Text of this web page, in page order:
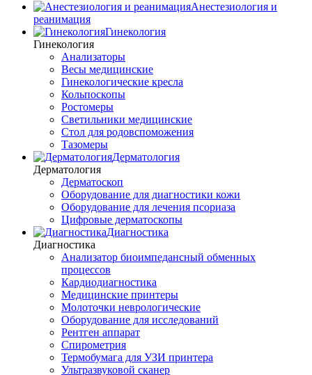
Анестезиология и
реанимация
Гинекология
Гинекология
Анализаторы
Весы медицинские
Гинекологические кресла
Кольпоскопы
Ростомеры
Светильники медицинские
Стол для родовспоможения
Тазомеры
Дерматология
Дерматология
Дерматоскоп
Оборудование для диагностики кожи
Оборудование для лечения псориаза
Цифровые дерматоскопы
Диагностика
Диагностика
Анализатор биоимпедансный обменных
процессов
Кардиодиагностика
Медицинские принтеры
Молоточки неврологические
Оборудование для исследований
Рентген аппарат
Спирометрия
Термобумага для УЗИ принтера
Ультразвуковой сканер